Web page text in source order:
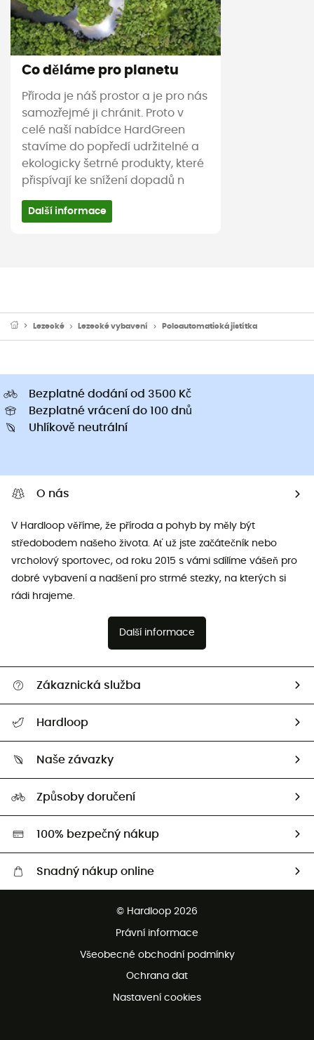
Co děláme pro planetu
Příroda je náš prostor a je pro nás
samozřejmé ji chránit. Proto v
celé naší nabídce HardGreen
stavíme do popředí udržitelné a
ekologicky šetrné produkty, které
přispívají ke snížení dopadů n
Další informace
Lezecké Lezecké vybavení Poloautomatická jistítka
Bezplatné dodání od 3500 Kč
Bezplatné vrácení do 100 dnů
Uhlíkově neutrální
O nás
V Hardloop věříme, že příroda a pohyb by měly být
středobodem našeho života. Ať už jste začátečník nebo
vrcholový sportovec, od roku 2015 s vámi sdílíme vášeň pro
dobré vybavení a nadšení pro strmé stezky, na kterých si
rádi hrajeme.
Další informace
Zákaznická služba
Vrácení zboží a peněz
Hardloop
Naši Ambasadoři
Naše závazky
Second hand
Způsoby doručení
100% bezpečný nákup
Snadný nákup online
Bezplatná zákaznická služba
© Hardloop 2026
Právní informace
Všeobecné obchodní podmínky
Ochrana dat
Nastavení cookies